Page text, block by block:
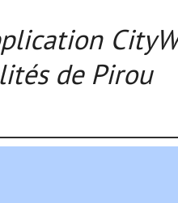
de Pirou